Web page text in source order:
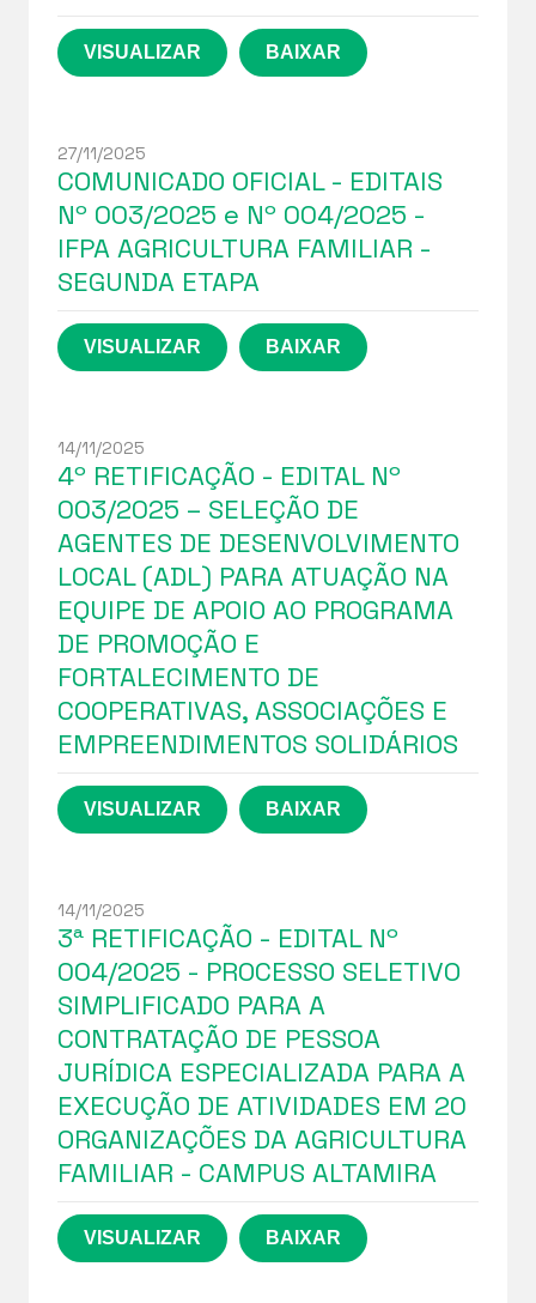
27/11/2025
COMUNICADO OFICIAL - EDITAIS
Nº 003/2025 e Nº 004/2025 -
IFPA AGRICULTURA FAMILIAR -
SEGUNDA ETAPA
14/11/2025
4º RETIFICAÇÃO - EDITAL Nº
003/2025 – SELEÇÃO DE
AGENTES DE DESENVOLVIMENTO
LOCAL (ADL) PARA ATUAÇÃO NA
EQUIPE DE APOIO AO PROGRAMA
DE PROMOÇÃO E
FORTALECIMENTO DE
COOPERATIVAS, ASSOCIAÇÕES E
EMPREENDIMENTOS SOLIDÁRIOS
14/11/2025
3ª RETIFICAÇÃO - EDITAL Nº
004/2025 - PROCESSO SELETIVO
SIMPLIFICADO PARA A
CONTRATAÇÃO DE PESSOA
JURÍDICA ESPECIALIZADA PARA A
EXECUÇÃO DE ATIVIDADES EM 20
ORGANIZAÇÕES DA AGRICULTURA
FAMILIAR - CAMPUS ALTAMIRA